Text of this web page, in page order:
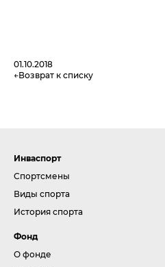
01.10.2018
Возврат к списку
Инваспорт
Спортсмены
Виды спорта
История спорта
Фонд
О фонде